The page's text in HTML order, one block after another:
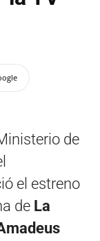
de
el estreno
de La